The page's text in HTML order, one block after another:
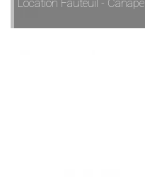
Location Fauteuil - Canapé